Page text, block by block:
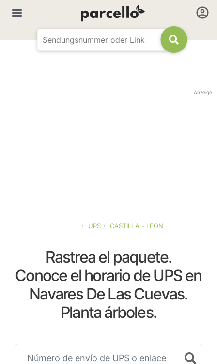
Anzeige
UPS CASTILLA - LEON
Rastrea el paquete.
Conoce el horario de UPS en
Navares De Las Cuevas.
Planta árboles.